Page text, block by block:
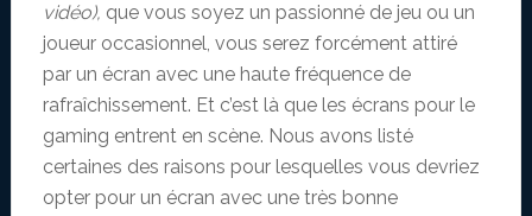
vidéo), que vous soyez un passionné de jeu ou un
joueur occasionnel, vous serez forcément attiré
par un écran avec une haute fréquence de
rafraîchissement. Et c’est là que les écrans pour le
gaming entrent en scène. Nous avons listé
certaines des raisons pour lesquelles vous devriez
opter pour un écran avec une très bonne